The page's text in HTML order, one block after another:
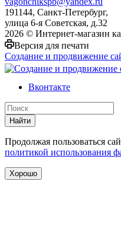
191144, Санкт-Петербург,
улица 6-я Советская, д.32
2026 © Интернет-магазин
Версия для печати
Создание и продвижение
Вконтакте
Найти
Продолжая пользоваться
политикой использования
Хорошо